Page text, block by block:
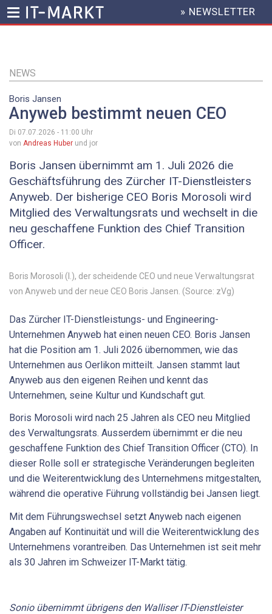
Inhalt
HEADER
MENU
» NEWSLETTER
NEWS
Boris Jansen
Anyweb bestimmt neuen CEO
Di 07.07.2026 - 11:00 Uhr
von Andreas Huber und jor
Boris Jansen übernimmt am 1. Juli 2026 die
Geschäftsführung des Zürcher IT-Dienstleisters
Anyweb. Der bisherige CEO Boris Morosoli wird
Mitglied des Verwaltungsrats und wechselt in die
neu geschaffene Funktion des Chief Transition
Officer.
Boris Morosoli (l.), der scheidende CEO und neue Verwaltungsrat
von Anyweb und der neue CEO Boris Jansen. (Source: zVg)
Das Zürcher IT-Dienstleistungs- und Engineering-
Unternehmen Anyweb hat einen neuen CEO. Boris Jansen
hat die Position am 1. Juli 2026 übernommen, wie das
Unternehmen aus Oerlikon mitteilt. Jansen stammt laut
Anyweb aus den eigenen Reihen und kennt das
Unternehmen, seine Kultur und Kundschaft gut.
Boris Morosoli wird nach 25 Jahren als CEO neu Mitglied
des Verwaltungsrats. Ausserdem übernimmt er die neu
geschaffene Funktion des Chief Transition Officer (CTO). In
dieser Rolle soll er strategische Veränderungen begleiten
und die Weiterentwicklung des Unternehmens mitgestalten,
während die operative Führung vollständig bei Jansen liegt.
Mit dem Führungswechsel setzt Anyweb nach eigenen
Angaben auf Kontinuität und will die Weiterentwicklung des
Unternehmens vorantreiben. Das Unternehmen ist seit mehr
als 30 Jahren im Schweizer IT-Markt tätig.
Sonio übernimmt übrigens den Walliser IT-Dienstleister